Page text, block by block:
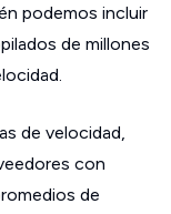
podemos incluir
de millones
de velocidad,
con
de